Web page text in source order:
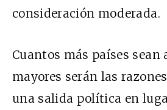
consideración moderada.
Cuantos más países sean
mayores serán las
una salida política en